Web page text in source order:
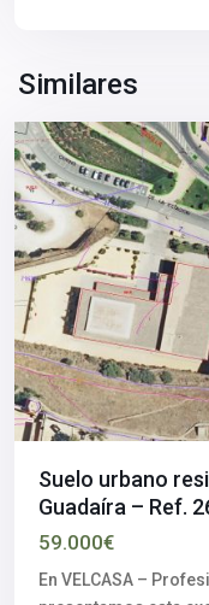
Similares
Sevilla
provincia
Suelo urbano
Guadaíra – Ref.
59.000€
En VELCASA –